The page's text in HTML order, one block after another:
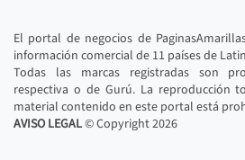
El portal de negocios de
información comercial de 11 países de
Todas las marcas registradas son
respectiva o de Gurú. La reproducción
material contenido en este portal está
AVISO LEGAL© Copyright2026